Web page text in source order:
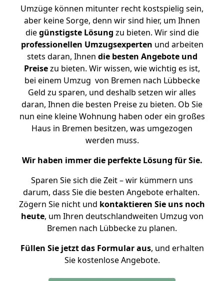
Umzüge können mitunter recht kostspielig sein,
aber keine Sorge, denn wir sind hier, um Ihnen
diegünstigste Lösung zu bieten. Wir sind die
professionellen Umzugsexperten und arbeiten
stets daran, Ihnen die besten Angebote und
Preisezu bieten. Wir wissen, wie wichtig es ist,
bei einem Umzug von Bremen nach Lübbecke
Geld zu sparen, und deshalb setzen wir alles
daran, Ihnen die besten Preise zu bieten. Ob Sie
nun eine kleine Wohnung haben oder ein großes
Haus in Bremen besitzen, was umgezogen
werden muss.
Wir haben immer die perfekte Lösung für Sie.
Sparen Sie sich die Zeit – wir kümmern uns
darum, dass Sie die besten Angebote erhalten.
Zögern Sie nicht und kontaktieren Sie uns noch
heute, um Ihren deutschlandweiten Umzug von
Bremen nach Lübbecke zu planen.
Füllen Sie jetzt das Formular aus, und erhalten
Sie kostenlose Angebote.